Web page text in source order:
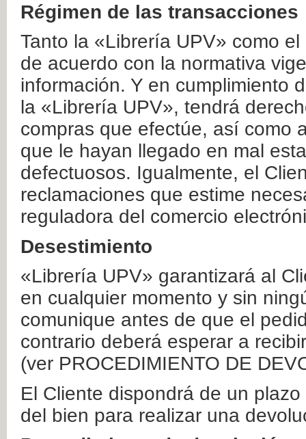
Régimen de las transacciones
Tanto la «Librería UPV» como
de acuerdo con la normativa
información. Y en cumplimiento
la «Librería UPV», tendrá
compras que efectúe, así como
que le hayan llegado en mal
defectuosos. Igualmente, el
reclamaciones que estime
reguladora del comercio
Desestimiento
«Librería UPV» garantizará al
en cualquier momento y sin
comunique antes de que el
contrario deberá esperar a
(ver PROCEDIMIENTO DE
El Cliente dispondrá de un
del bien para realizar una